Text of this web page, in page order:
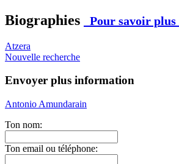
Biographies Pour savoir plus
Atzera
Nouvelle recherche
Envoyer plus information
Antonio Amundarain
Ton nom:
Ton email ou téléphone: